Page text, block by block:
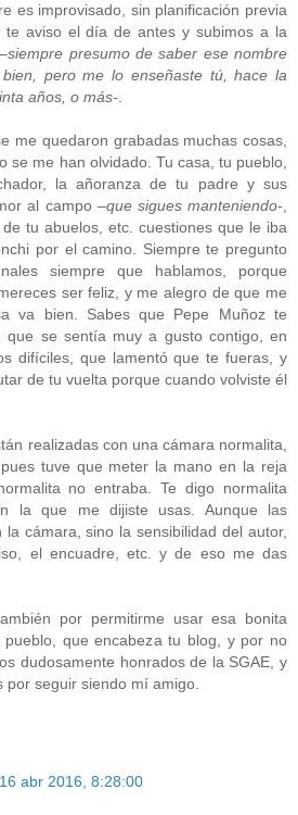
es improvisado, sin planificación previa
aviso el día de antes y subimos a la
–siempre presumo de saber ese nombre
pero me lo enseñaste tú, hace la
años, o más-
me quedaron grabadas muchas cosas,
se me han olvidado. Tu casa, tu pueblo,
la añoranza de tu padre y sus
al campo –que sigues manteniendo-
tu abuelos, etc. cuestiones que le iba
por el camino. Siempre te pregunto
siempre que hablamos, porque
ser feliz, y me alegro de que me
va bien. Sabes que Pepe Muñoz te
que se sentía muy a gusto contigo, en
difíciles, que lamentó que te fueras, y
de tu vuelta porque cuando volviste él
realizadas con una cámara normalita,
tuve que meter la mano en la reja
no entraba. Te digo normalita
la que me dijiste usas. Aunque las
cámara, sino la sensibilidad del autor,
el encuadre, etc. y de eso me das
por permitirme usar esa bonita
pueblo, que encabeza tu blog, y por no
dudosamente honrados de la SGAE, y
por seguir siendo mí amigo.
16 abr 2016, 8:28:00